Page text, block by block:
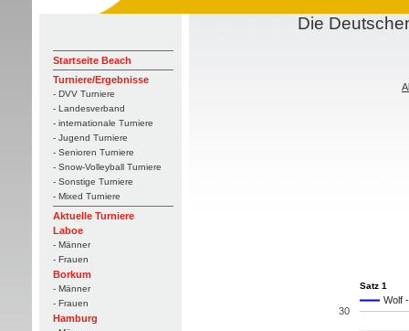
Startseite Beach
Turniere/Ergebnisse
- DVV Turniere
- Landesverband
- internationale Turniere
- Jugend Turniere
- Senioren Turniere
- Snow-Volleyball Turniere
- Sonstige Turniere
- Mixed Turniere
Aktuelle Turniere
Laboe
- Männer
- Frauen
Borkum
- Männer
- Frauen
Hamburg
Die
Satz 1
Wolf
30